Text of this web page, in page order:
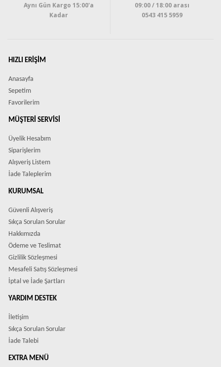
Aynı Gün Kargo 15:00'a
Kadar
09:00 / 18:00 arası
0543 415 5959
HIZLI ERIŞIM
Anasayfa
Sepetim
Favorilerim
MÜŞTERI SERVISI
Üyelik Hesabım
Siparişlerim
Alışveriş Listem
İade Taleplerim
KURUMSAL
Güvenli Alışveriş
Sıkça Sorulan Sorular
Hakkımızda
Ödeme ve Teslimat
Gizlilik Sözleşmesi
Mesafeli Satış Sözleşmesi
İptal ve İade Şartları
YARDIM DESTEK
İletişim
Sıkça Sorulan Sorular
İade Talebi
EXTRA MENÜ